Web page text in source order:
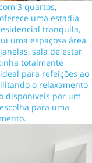
3 quartos,
uma estadia
tranquila,
uma espaçosa área
sala de estar
totalmente
para refeições ao
o relaxamento
disponíveis por um
para uma